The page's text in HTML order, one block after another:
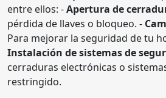
entre ellos: -Apertura de
pérdida de llaves o bloqueo. -
Para mejorar la seguridad de tu
Instalación de sistemas de
cerraduras electrónicas o
restringido.